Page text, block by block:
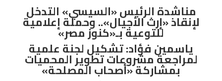
مناشدة الرئيس «السيسي» التدخل
لإنقاذ «إرث الأجيال».. وحملة إعلامية
للتوعية بـ«كنوز مصر»
ياسمين فؤاد: تشكيل لجنة علمية
لمراجعة مشروعات تطوير المحميات
بمشاركة «أصحاب المصلحة»